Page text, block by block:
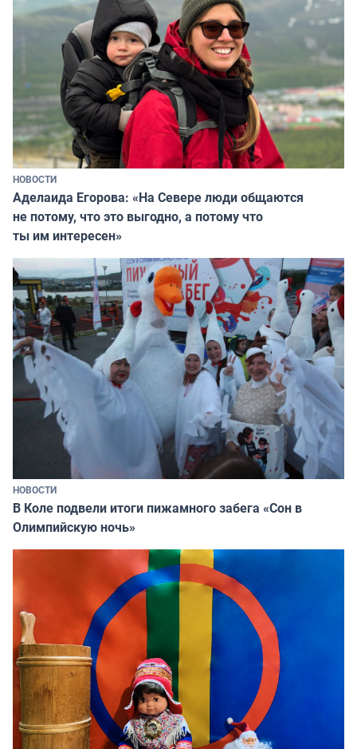
НОВОСТИ
Аделаида Егорова: «На Севере люди общаются
не потому, что это выгодно, а потому что
ты им интересен»
НОВОСТИ
В Коле подвели итоги пижамного забега «Сон в
Олимпийскую ночь»